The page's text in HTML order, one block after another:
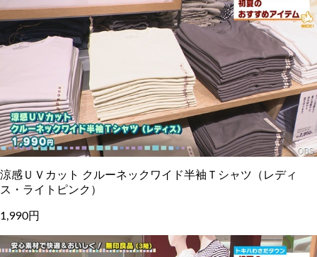
涼感ＵＶカット クルーネックワイド半袖Ｔシャツ（レディ
ス・ライトピンク）
1,990円